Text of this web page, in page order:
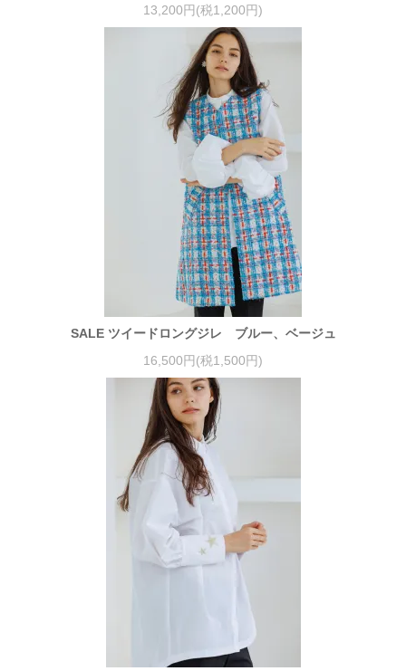
13,200円(税1,200円)
SALE ツイードロングジレ ブルー、ベージュ
16,500円(税1,500円)